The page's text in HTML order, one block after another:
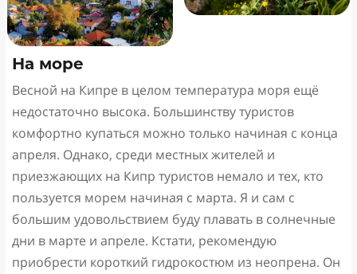
На море
Весной на Кипре в целом температура моря ещё
недостаточно высока. Большинству туристов
комфортно купаться можно только начиная с конца
апреля. Однако, среди местных жителей и
приезжающих на Кипр туристов немало и тех, кто
пользуется морем начиная с марта. Я и сам с
большим удовольствием буду плавать в солнечные
дни в марте и апреле. Кстати, рекомендую
приобрести короткий гидрокостюм из неопрена. Он